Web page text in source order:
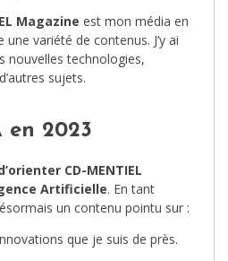
Magazine est mon média en
variété de contenus. J’y ai
nouvelles technologies,
sujets.
en 2023
CD-MENTIEL
Artificielle. En tant
un contenu pointu sur :
que je suis de près.